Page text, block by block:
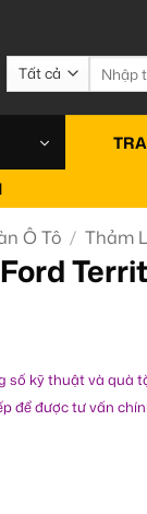
Tìm
kiếm:
Ô Tô / Thảm
số kỹ thuật và quà
để được tư vấn